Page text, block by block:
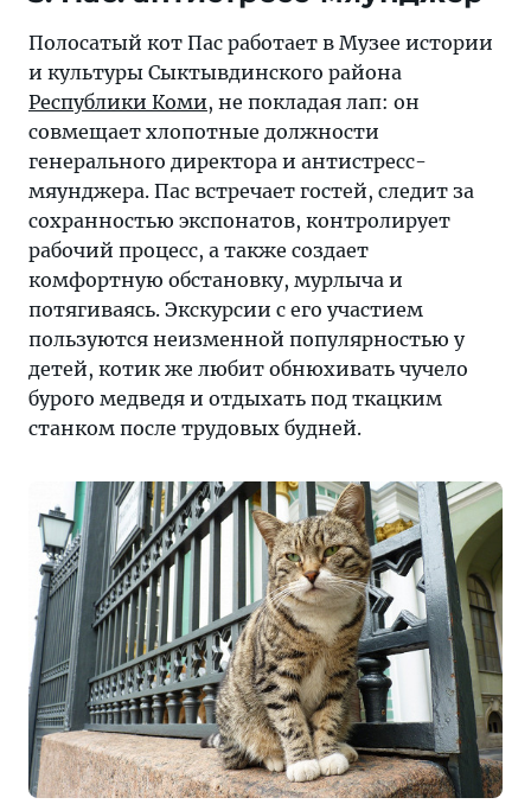
Полосатый кот Пас работает в Музее истории
и культуры Сыктывдинского района
Республики Коми, не покладая лап: он
совмещает хлопотные должности
генерального директора и антистресс-
мяунджера. Пас встречает гостей, следит за
сохранностью экспонатов, контролирует
рабочий процесс, а также создает
комфортную обстановку, мурлыча и
потягиваясь. Экскурсии с его участием
пользуются неизменной популярностью у
детей, котик же любит обнюхивать чучело
бурого медведя и отдыхать под ткацким
станком после трудовых будней.